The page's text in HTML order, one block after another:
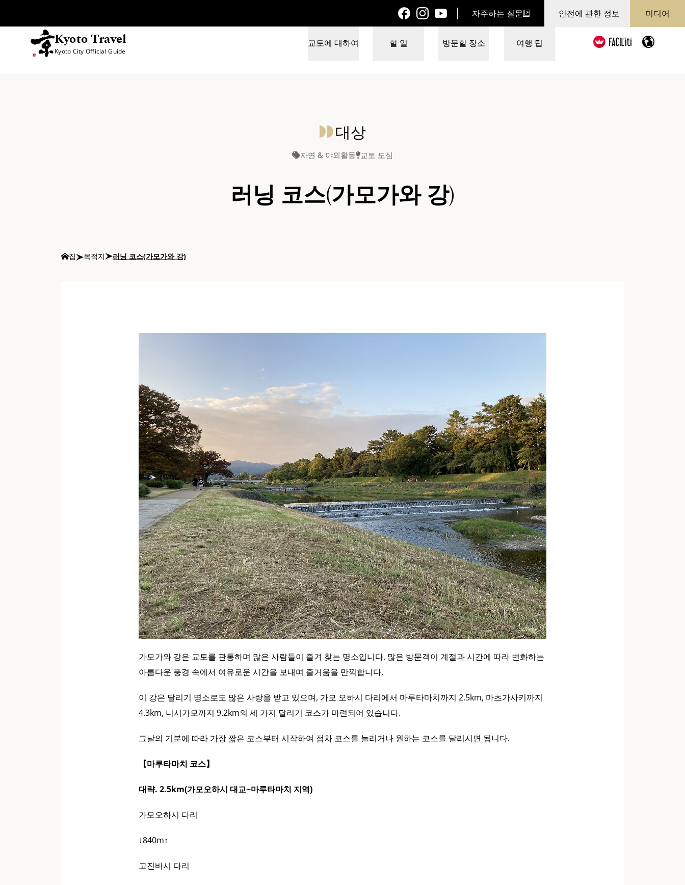
자주하는 질문 안전에 관한 정보 미디어
Kyoto Travel
Kyoto City Official Guide
교토에 대하여 할 일 방문할 장소 여행 팁
대상
자연 & 야외활동 교토 도심
러닝 코스(가모가와 강)
집 목적지 러닝 코스(가모가와 강)
가모가와 강은 교토를 관통하며 많은 사람들이 즐겨 찾는 명소입니다. 많은 방문객이 계절과 시간에 따라 변화하는
아름다운 풍경 속에서 여유로운 시간을 보내며 즐거움을 만끽합니다.
이 강은 달리기 명소로도 많은 사랑을 받고 있으며, 가모 오하시 다리에서 마루타마치까지 2.5km, 마츠가사키까지
4.3km, 니시가모까지 9.2km의 세 가지 달리기 코스가 마련되어 있습니다.
그날의 기분에 따라 가장 짧은 코스부터 시작하여 점차 코스를 늘리거나 원하는 코스를 달리시면 됩니다.
【마루타마치 코스】
대략. 2.5km(가모오하시 대교~마루타마치 지역)
가모오하시 다리
↓840m↑
고진바시 다리